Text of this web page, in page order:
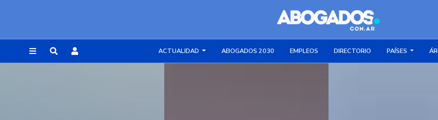
ACTUALIDAD ABOGADOS 2030 EMPLEOS DIRECTORIO PAÍSES